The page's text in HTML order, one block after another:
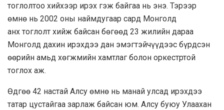
тоглолтоо хийхээр ирэх гэж байгаа нь энэ. Тэрээр
өмнө нь 2002 оны наймдугаар сард Монголд
анх тоглолт хийж байсан бөгөөд 23 жилийн дараа
Монголд дахин ирэхдээ дан эмэгтэйчүүдээс бүрдсэн
өөрийн амьд хөгжмийн хамтлаг болон оркестртой
тоглох аж.
Өдгөө 42 настай Алсу өмнө нь манай улсад ирэхдээ
татар цустайгаа зарлаж байсан юм. Алсу буюу Улаахан